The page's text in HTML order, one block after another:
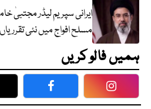
ایرانی سپریم لیڈر مجتبیٰ
مسلح افواج میں نئی
ہمیں فالو کریں
Facebook